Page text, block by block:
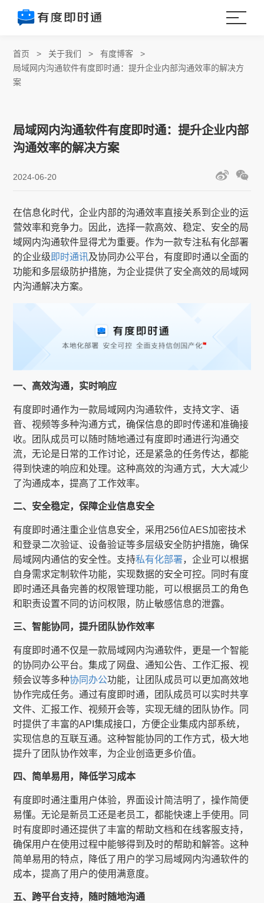
首页 > 关于我们 >有度博客 >
局域网内沟通软件有度即时通：提升企业内部沟通效率的解决方
案
局域网内沟通软件有度即时通：提升企业内部
沟通效率的解决方案
2024-06-20
在信息化时代，企业内部的沟通效率直接关系到企业的运
营效率和竞争力。因此，选择一款高效、稳定、安全的局
域网内沟通软件显得尤为重要。作为一款专注私有化部署
的企业级 即时通讯及协同办公平台，有度即时通以全面的
功能和多层级防护措施，为企业提供了安全高效的局域网
内沟通解决方案。
一、高效沟通，实时响应
有度即时通作为一款局域网内沟通软件，支持文字、语
音、视频等多种沟通方式，确保信息的即时传递和准确接
收。团队成员可以随时随地通过有度即时通进行沟通交
流，无论是日常的工作讨论，还是紧急的任务传达，都能
得到快速的响应和处理。这种高效的沟通方式，大大减少
了沟通成本，提高了工作效率。
二、安全稳定，保障企业信息安全
有度即时通注重企业信息安全，采用256位AES加密技术
和登录二次验证、设备验证等多层级安全防护措施，确保
局域网内通信的安全性。支持私有化部署，企业可以根据
自身需求定制软件功能，实现数据的安全可控。同时有度
即时通还具备完善的权限管理功能，可以根据员工的角色
和职责设置不同的访问权限，防止敏感信息的泄露。
三、智能协同，提升团队协作效率
有度即时通不仅是一款局域网内沟通软件，更是一个智能
的协同办公平台。集成了网盘、通知公告、工作汇报、视
频会议等多种协同办公功能，让团队成员可以更加高效地
协作完成任务。通过有度即时通，团队成员可以实时共享
文件、汇报工作、视频开会等，实现无缝的团队协作。同
时提供了丰富的API集成接口，方便企业集成内部系统，
实现信息的互联互通。这种智能协同的工作方式，极大地
提升了团队协作效率，为企业创造更多价值。
四、简单易用，降低学习成本
有度即时通注重用户体验，界面设计简洁明了，操作简便
易懂。无论是新员工还是老员工，都能快速上手使用。同
时有度即时通还提供了丰富的帮助文档和在线客服支持，
确保用户在使用过程中能够得到及时的帮助和解答。这种
简单易用的特点，降低了用户的学习局域网内沟通软件的
成本，提高了用户的使用满意度。
五、跨平台支持，随时随地沟通